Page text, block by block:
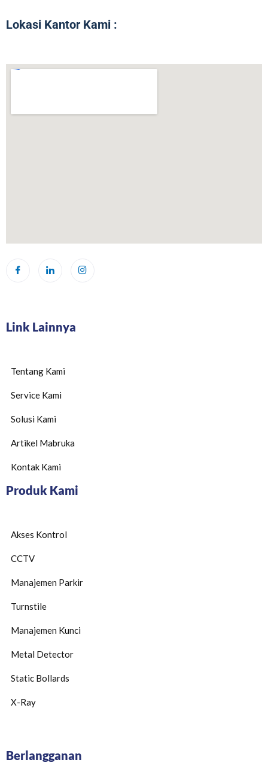
Lokasi Kantor Kami :
Link Lainnya
Tentang Kami
Service Kami
Solusi Kami
Artikel Mabruka
Kontak Kami
Produk Kami
Akses Kontrol
CCTV
Manajemen Parkir
Turnstile
Manajemen Kunci
Metal Detector
Static Bollards
X-Ray
Berlangganan